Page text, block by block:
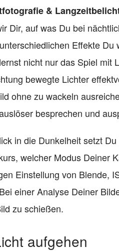
&
Dir, auf was Du bei
Effekte
nicht nur das Spiel mit
bewegte Lichter
ohne zu wackeln
besprechen und
in die Dunkelheit setzt
welcher Modus Deiner
Einstellung von Blende,
einer Analyse Deiner
zu schießen.
aufgehen